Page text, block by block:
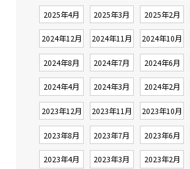
2025年4月 2025年3月 2025年2月
2024年12月 2024年11月 2024年10月
2024年8月 2024年7月 2024年6月
2024年4月 2024年3月 2024年2月
2023年12月 2023年11月 2023年10月
2023年8月 2023年7月 2023年6月
2023年4月 2023年3月 2023年2月